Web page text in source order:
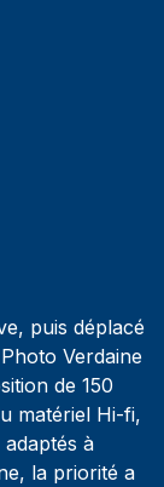
puis déplacé
Verdaine
de 150
matériel Hi-fi,
à
la priorité a